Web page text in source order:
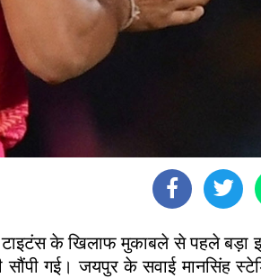
के खिलाफ मुकाबले से पहले बड़ा
सौंपी गई। जयपुर के सवाई